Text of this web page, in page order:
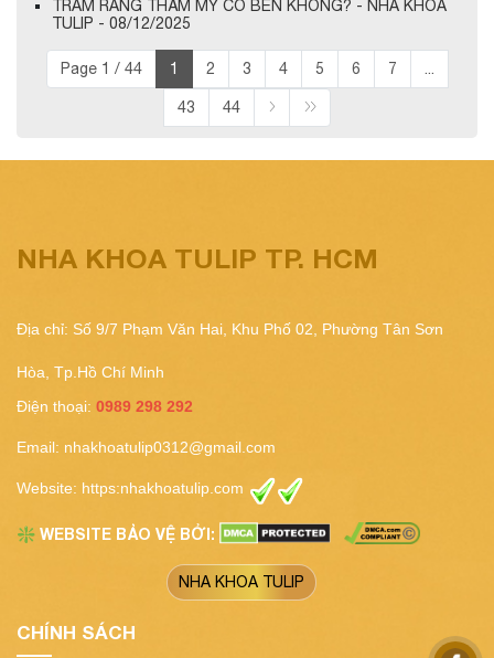
TRÁM RĂNG THẨM MỸ CÓ BỀN KHÔNG? - NHA KHOA
TULIP - 08/12/2025
Page 1 / 44 1 2 3 4 5 6 7
43 44
NHA KHOA TULIP TP. HCM
Địa chỉ: Số 9/7 Phạm Văn Hai, Khu Phố 02, Phường Tân Sơn
Hòa, Tp.Hồ Chí Minh
Điện thoại: 0989 298 292
Email: nhakhoatulip0312@gmail.com
Website: https:nhakhoatulip.com
❇️ WEBSITE BẢO VỆ BỞI:
NHA KHOA TULIP
CHÍNH SÁCH